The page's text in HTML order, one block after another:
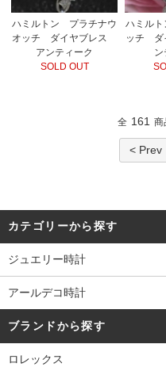
ハミルトン プラチナウ
オッチ ダイヤブレス
アンティーク
SOLD OUT
ハミル
ッチ ダ
ン
全 161 商
< Prev
カテゴリーから探す
ジュエリー時計
アールデコ時計
ブランドから探す
ロレックス